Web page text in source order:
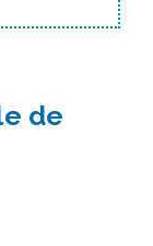
de